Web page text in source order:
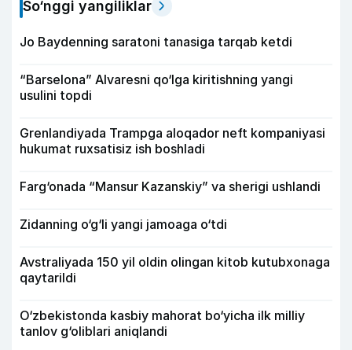
So‘nggi yangiliklar
Jo Baydenning saratoni tanasiga tarqab ketdi
“Barselona” Alvaresni qo‘lga kiritishning yangi
usulini topdi
Grenlandiyada Trampga aloqador neft kompaniyasi
hukumat ruxsatisiz ish boshladi
Farg‘onada “Mansur Kazanskiy” va sherigi ushlandi
Zidanning o‘g‘li yangi jamoaga o‘tdi
Avstraliyada 150 yil oldin olingan kitob kutubxonaga
qaytarildi
O‘zbekistonda kasbiy mahorat bo‘yicha ilk milliy
tanlov g‘oliblari aniqlandi